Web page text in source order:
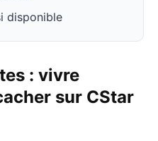
disponible
: vivre
sur CStar